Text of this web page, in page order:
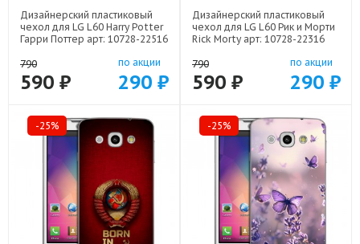
Дизайнерский пластиковый
чехол для LG L60 Harry Potter
Гарри Поттер арт: 10728-22516
790
590 ₽
по акции
290 ₽
Дизайнерский пластиковый
чехол для LG L60 Рик и Морти
Rick Morty арт: 10728-22316
790
590 ₽
по акции
290 ₽
-25% -25%